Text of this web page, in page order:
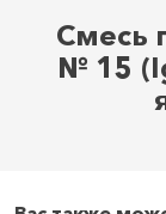
Смесь
№ 15